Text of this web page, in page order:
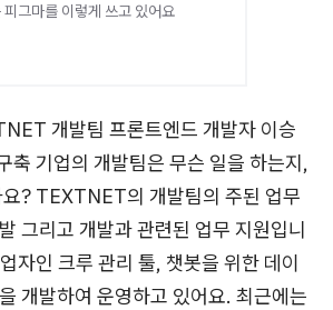
그마를 이렇게 쓰고 있어요
개발팀 프론트엔드 개발자 이승
축 기업의 개발팀은 무슨 일을 하는지,
? TEXTNET의 개발팀의 주된 업무
그리고 개발과 관련된 업무 지원입니
자인 크루 관리 툴, 챗봇을 위한 데이
개발하여 운영하고 있어요. 최근에는